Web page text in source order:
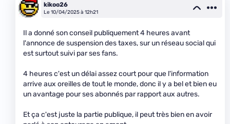
kikoo26
Le 10/04/2025 à 12h21
Il a donné son conseil publiquement 4 heures avant
l'annonce de suspension des taxes, sur un réseau social qui
est surtout suivi par ses fans.
4 heures c'est un délai assez court pour que l'information
arrive aux oreilles de tout le monde, donc il y a bel et bien eu
un avantage pour ses abonnés par rapport aux autres.
Et ça c'est juste la partie publique, il peut très bien en avoir